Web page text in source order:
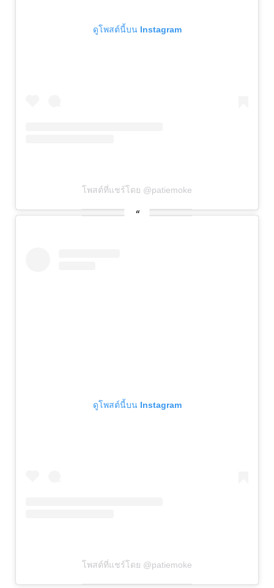
ดูโพสต์นี้บน Instagram
โพสต์ที่แชร์โดย @patiemoke
ดูโพสต์นี้บน Instagram
โพสต์ที่แชร์โดย @patiemoke